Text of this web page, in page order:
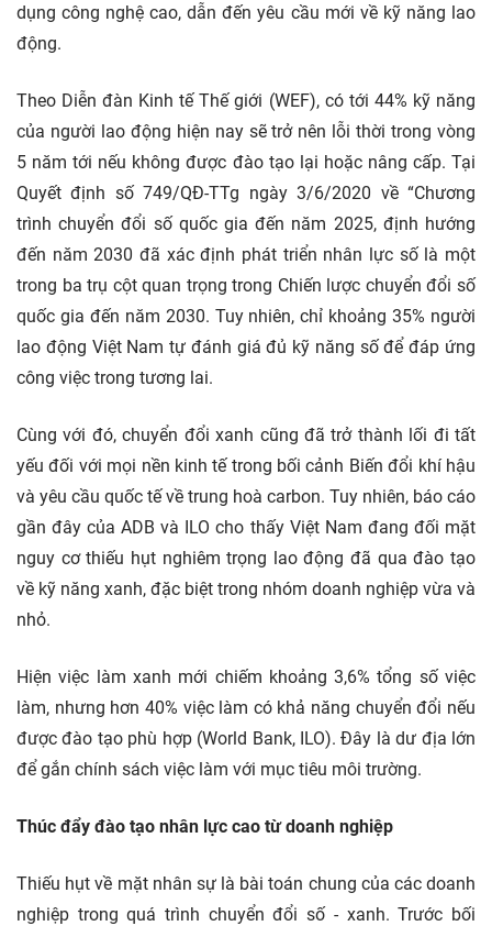
dụng công nghệ cao, dẫn đến yêu cầu mới về kỹ năng lao
động.
Theo Diễn đàn Kinh tế Thế giới (WEF), có tới 44% kỹ năng
của người lao động hiện nay sẽ trở nên lỗi thời trong vòng
5 năm tới nếu không được đào tạo lại hoặc nâng cấp. Tại
Quyết định số 749/QĐ-TTg ngày 3/6/2020 về “Chương
trình chuyển đổi số quốc gia đến năm 2025, định hướng
đến năm 2030 đã xác định phát triển nhân lực số là một
trong ba trụ cột quan trọng trong Chiến lược chuyển đổi số
quốc gia đến năm 2030. Tuy nhiên, chỉ khoảng 35% người
lao động Việt Nam tự đánh giá đủ kỹ năng số để đáp ứng
công việc trong tương lai.
Cùng với đó, chuyển đổi xanh cũng đã trở thành lối đi tất
yếu đối với mọi nền kinh tế trong bối cảnh Biến đổi khí hậu
và yêu cầu quốc tế về trung hoà carbon. Tuy nhiên, báo cáo
gần đây của ADB và ILO cho thấy Việt Nam đang đối mặt
nguy cơ thiếu hụt nghiêm trọng lao động đã qua đào tạo
về kỹ năng xanh, đặc biệt trong nhóm doanh nghiệp vừa và
nhỏ.
Hiện việc làm xanh mới chiếm khoảng 3,6% tổng số việc
làm, nhưng hơn 40% việc làm có khả năng chuyển đổi nếu
được đào tạo phù hợp (World Bank, ILO). Đây là dư địa lớn
để gắn chính sách việc làm với mục tiêu môi trường.
Thúc đẩy đào tạo nhân lực cao từ doanh nghiệp
Thiếu hụt về mặt nhân sự là bài toán chung của các doanh
nghiệp trong quá trình chuyển đổi số - xanh. Trước bối